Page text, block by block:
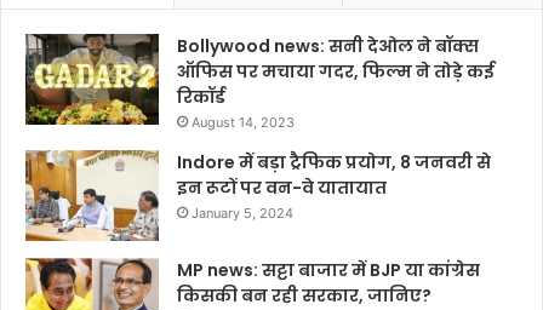
Bollywood news: सनी देओल ने बॉक्स
ऑफिस पर मचाया गदर, फिल्म ने तोड़े कई
रिकॉर्ड
August 14, 2023
Indore में बड़ा ट्रैफिक प्रयोग, 8 जनवरी से
इन रूटों पर वन-वे यातायात
January 5, 2024
MP news: सट्टा बाजार में BJP या कांग्रेस
किसकी बन रही सरकार, जानिए?